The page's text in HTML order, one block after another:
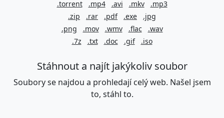
.torrent .mp4 .avi .mkv
.mp3
.zip
.rar .pdf .exe
.jpg
.png
.mov .wmv .flac
.wav
.7z
.txt .doc .gif .iso
Stáhnout a najít jakýkoliv soubor
Soubory se najdou a prohledají celý web. Našel jsem
to, stáhl to.